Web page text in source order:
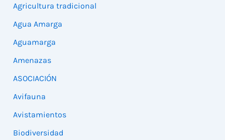
Agricultura tradicional
Agua Amarga
Aguamarga
Amenazas
ASOCIACIÓN
Avifauna
Avistamientos
Biodiversidad